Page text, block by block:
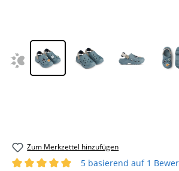
Zum Merkzettel hinzufügen
5 basierend auf 1